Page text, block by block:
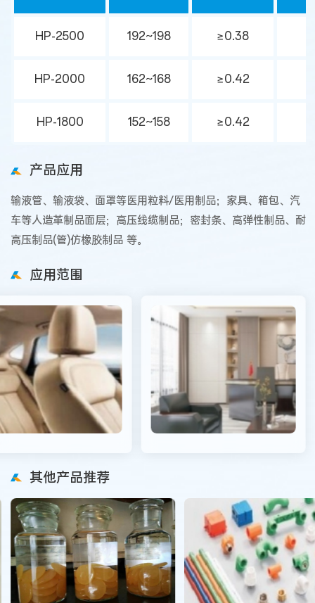
HP-2500 192~198 ≥0.38
HP-2000 162~168 ≥0.42
HP-1800 152~158 ≥0.42
产品应用
输液管、输液袋、面罩等医用粒料/医用制品；家具、箱包、汽
车等人造革制品面层；高压线缆制品；密封条、高弹性制品、耐
高压制品(管)仿橡胶制品 等。
应用范围
其他产品推荐